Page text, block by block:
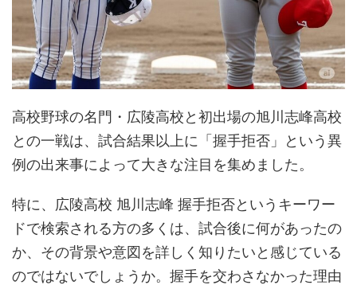
高校野球の名門・広陵高校と初出場の旭川志峰高校
との一戦は、試合結果以上に「握手拒否」という異
例の出来事によって大きな注目を集めました。
特に、広陵高校 旭川志峰 握手拒否というキーワー
ドで検索される方の多くは、試合後に何があったの
か、その背景や意図を詳しく知りたいと感じている
のではないでしょうか。握手を交わさなかった理由